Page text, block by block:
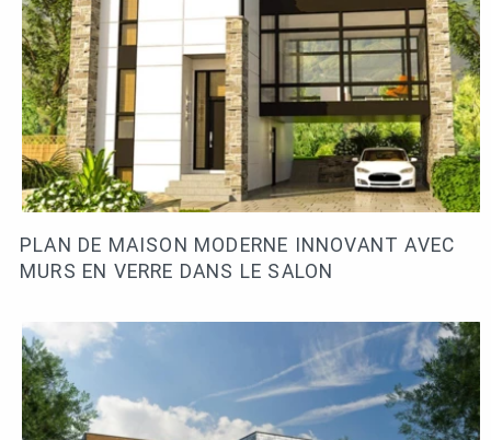
PLAN DE MAISON MODERNE INNOVANT AVEC
MURS EN VERRE DANS LE SALON